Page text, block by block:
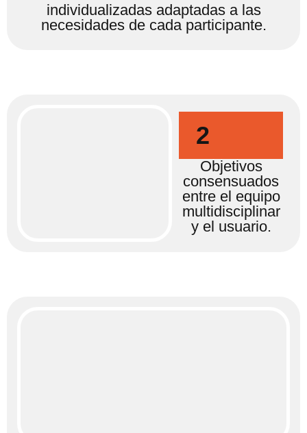
individualizadas adaptadas a las
necesidades de cada participante.
2
Objetivos
consensuados
entre el equipo
multidisciplinar
y el usuario.